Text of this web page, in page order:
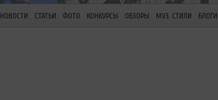
НОВОСТИ СТАТЬИ ФОТО КОНКУРСЫ ОБЗОРЫ МУЗ. СТИЛИ БЛОГИ